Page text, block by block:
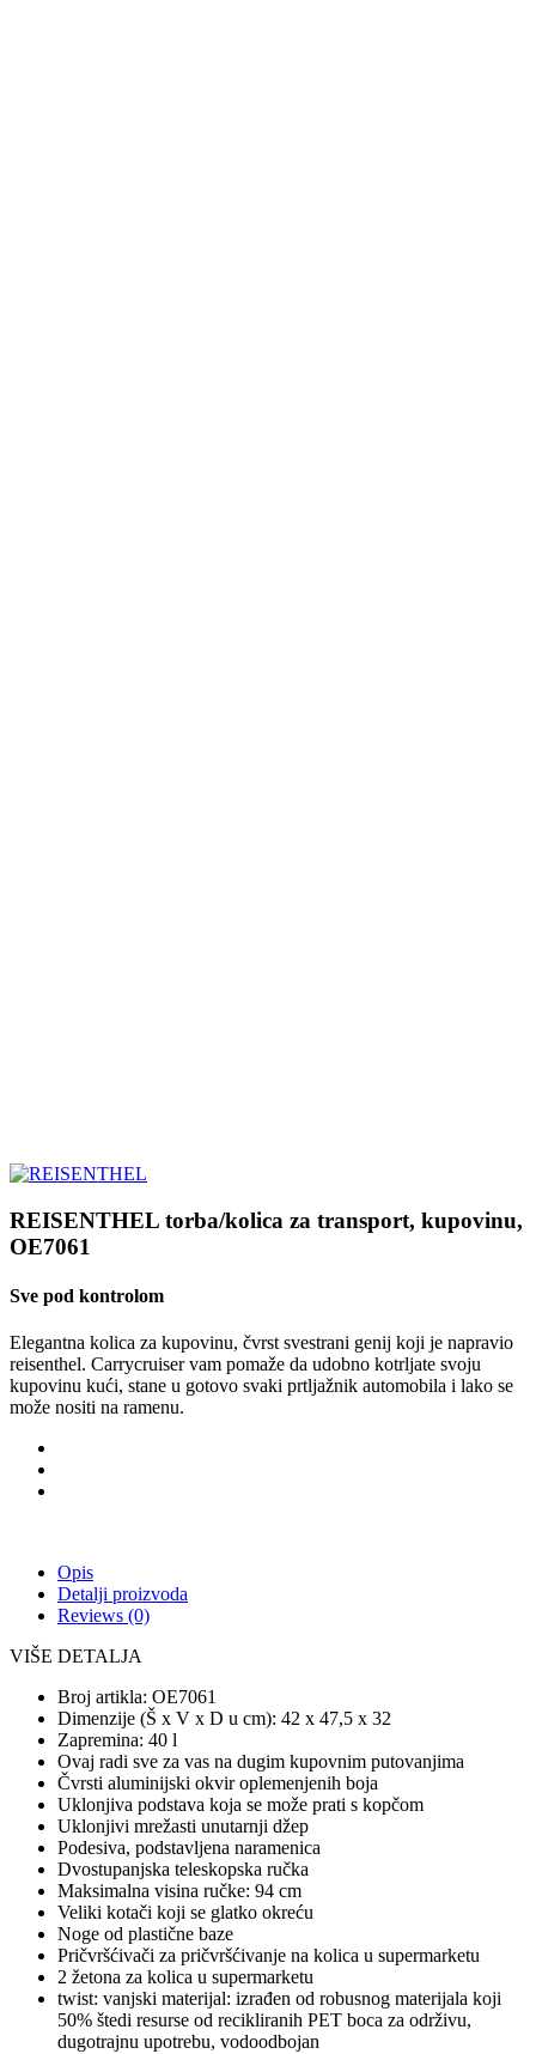
REISENTHEL torba/kolica za transport, kupovinu,
OE7061
Sve pod kontrolom
Elegantna kolica za kupovinu, čvrst svestrani genij koji je napravio
reisenthel. Carrycruiser vam pomaže da udobno kotrljate svoju
kupovinu kući, stane u gotovo svaki prtljažnik automobila i lako se
može nositi na ramenu.
Opis
Detalji proizvoda
Reviews (0)
VIŠE DETALJA
Broj artikla: OE7061
Dimenzije (Š x V x D u cm): 42 x 47,5 x 32
Zapremina: 40 l
Ovaj radi sve za vas na dugim kupovnim putovanjima
Čvrsti aluminijski okvir oplemenjenih boja
Uklonjiva podstava koja se može prati s kopčom
Uklonjivi mrežasti unutarnji džep
Podesiva, podstavljena naramenica
Dvostupanjska teleskopska ručka
Maksimalna visina ručke: 94 cm
Veliki kotači koji se glatko okreću
Noge od plastične baze
Pričvršćivači za pričvršćivanje na kolica u supermarketu
2 žetona za kolica u supermarketu
twist: vanjski materijal: izrađen od robusnog materijala koji
50% štedi resurse od recikliranih PET boca za održivu,
dugotrajnu upotrebu, vodoodbojan